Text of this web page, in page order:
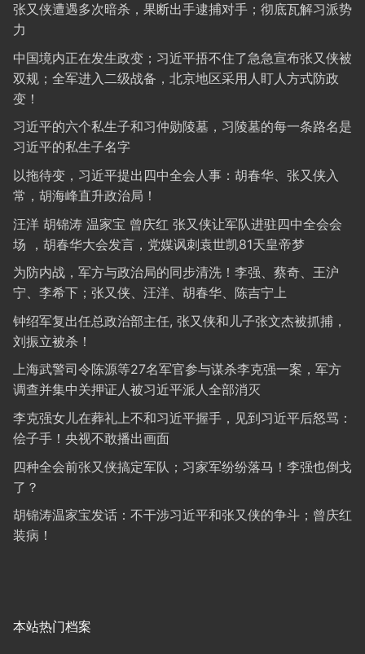
张又侠遭遇多次暗杀，果断出手逮捕对手；彻底瓦解习派势
力
中国境内正在发生政变；习近平捂不住了急急宣布张又侠被
双规；全军进入二级战备，北京地区采用人盯人方式防政
变！
习近平的六个私生子和习仲勋陵墓，习陵墓的每一条路名是
习近平的私生子名字
以拖待变，习近平提出四中全会人事：胡春华、张又侠入
常，胡海峰直升政治局！
汪洋 胡锦涛 温家宝 曾庆红 张又侠让军队进驻四中全会会
场 ，胡春华大会发言，党媒讽刺袁世凯81天皇帝梦
为防内战，军方与政治局的同步清洗！李强、蔡奇、王沪
宁、李希下；张又侠、汪洋、胡春华、陈吉宁上
钟绍军复出任总政治部主任, 张又侠和儿子张文杰被抓捕，
刘振立被杀！
上海武警司令陈源等27名军官参与谋杀李克强一案，军方
调查并集中关押证人被习近平派人全部消灭
李克强女儿在葬礼上不和习近平握手，见到习近平后怒骂：
侩子手！央视不敢播出画面
四种全会前张又侠搞定军队；习家军纷纷落马！李强也倒戈
了？
胡锦涛温家宝发话：不干涉习近平和张又侠的争斗；曾庆红
装病！
本站热门档案